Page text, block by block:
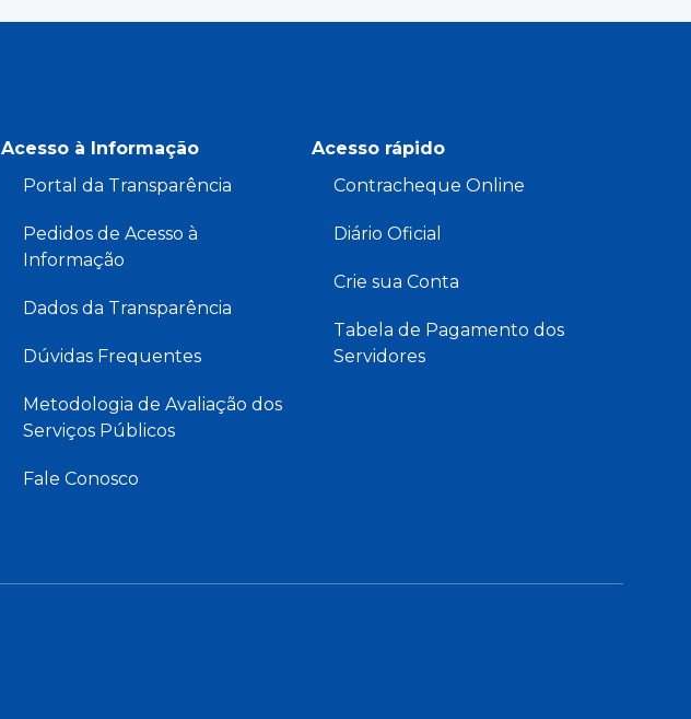
Acesso à Informação
Portal da Transparência
Pedidos de Acesso à
Informação
Dados da Transparência
Dúvidas Frequentes
Metodologia de Avaliação dos
Serviços Públicos
Fale Conosco
Acesso rápido
Contracheque Online
Diário Oficial
Crie sua Conta
Tabela de Pagamento dos
Servidores